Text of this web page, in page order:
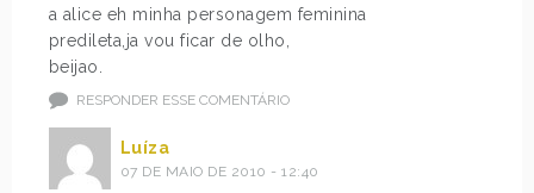
a alice eh minha personagem feminina
predileta,ja vou ficar de olho,
beijao.
RESPONDER ESSE COMENTÁRIO
Luíza
07 DE MAIO DE 2010 - 12:40